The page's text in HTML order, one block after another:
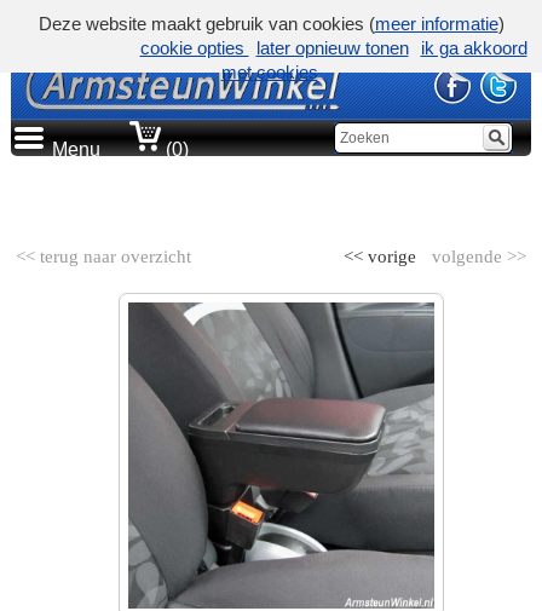
Menu (0)
<< terug naar overzicht volgende >>
<< vorige
Deze website maakt gebruik van cookies (meer informatie)
cookie opties
later opnieuw tonen
ik ga akkoord
met cookies